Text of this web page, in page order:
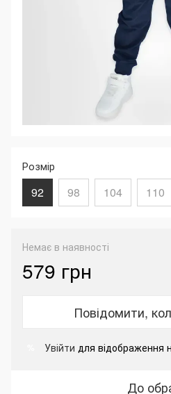
Розмір
92 98 104 110
Немає в наявності
579 грн
Повідомити,
Увійти для відображення
До